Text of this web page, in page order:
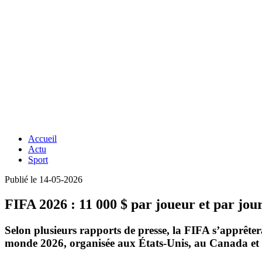
Accueil
Actu
Sport
Publié le 14-05-2026
FIFA 2026 : 11 000 $ par joueur et par
Selon plusieurs rapports de presse, la FIFA
monde 2026, organisée aux États-Unis, au Canada